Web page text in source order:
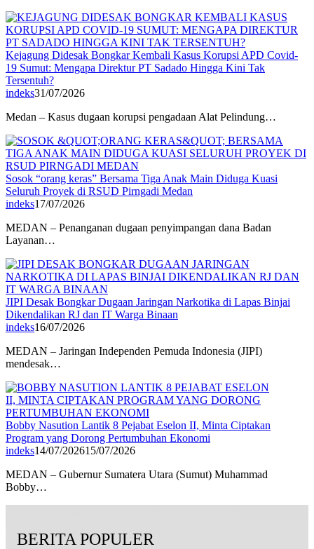
Kejagung Didesak Bongkar Kembali Kasus Korupsi APD Covid-
19 Sumut: Mengapa Direktur PT Sadado Hingga Kini Tak
Tersentuh?
indeks31/07/2026
Medan – Kasus dugaan korupsi pengadaan Alat Pelindung…
Sosok “orang keras” Bersama Tiga Anak Main Diduga Kuasi
Seluruh Proyek di RSUD Pirngadi Medan
indeks17/07/2026
MEDAN – Penanganan dugaan penyimpangan dana Badan
Layanan…
JIPI Desak Bongkar Dugaan Jaringan Narkotika di Lapas Binjai
Dikendalikan RJ dan IT Warga Binaan
indeks16/07/2026
MEDAN – Jaringan Independen Pemuda Indonesia (JIPI)
mendesak…
Bobby Nasution Lantik 8 Pejabat Eselon II, Minta Ciptakan
Program yang Dorong Pertumbuhan Ekonomi
indeks14/07/202615/07/2026
MEDAN – Gubernur Sumatera Utara (Sumut) Muhammad
Bobby…
BERITA POPULER